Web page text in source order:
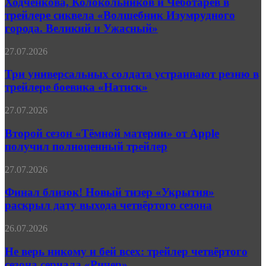
Чеботарёв
в
трейлере
«Волшебник
города.
Великий
Ужасный»
трейлере сиквела «Волшебник Изумрудного
города. Великий и Ужасный»
Три
солдата
устраивают
резню
трейлере
«Натиск»
27.07.2026
Три универсальных солдата устраивают резню в
трейлере боевика «Натиск»
Второй
«Тёмной
материи»
от
получил
трейлер
27.07.2026
Второй сезон «Тёмной материи» от Apple
получил полноценный трейлер
Финал
Новый
«Укрытия»
дату
четвёртого
27.07.2026
Финал близок! Новый тизер «Укрытия»
раскрыл дату выхода четвёртого сезона
Не
никому
и
26.07.2026
Не верь никому и бей всех: трейлер четвёртого